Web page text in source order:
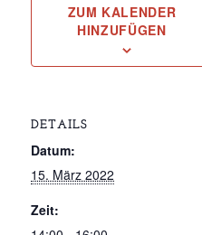
ZUM KALENDER
HINZUFÜGEN
DETAILS
Datum:
15. März 2022
Zeit: